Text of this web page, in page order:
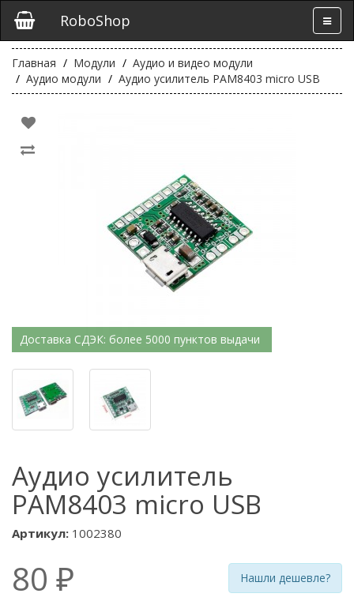
RoboShop
Главная Модули
Аудио и видео модули
Аудио модули
Аудио усилитель PAM8403 micro USB
Доставка СДЭК: более 5000 пунктов выдачи
Аудио усилитель
PAM8403 micro USB
Артикул: 1002380
80 ₽ Нашли дешевле?